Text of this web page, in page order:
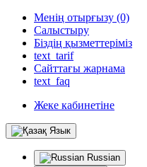
Менің отырғызу (0)
Салыстыру
Біздің қызметтеріміз
text_tarif
Сайттағы жарнама
text_faq
Жеке кабинетіне
Язык
Russian